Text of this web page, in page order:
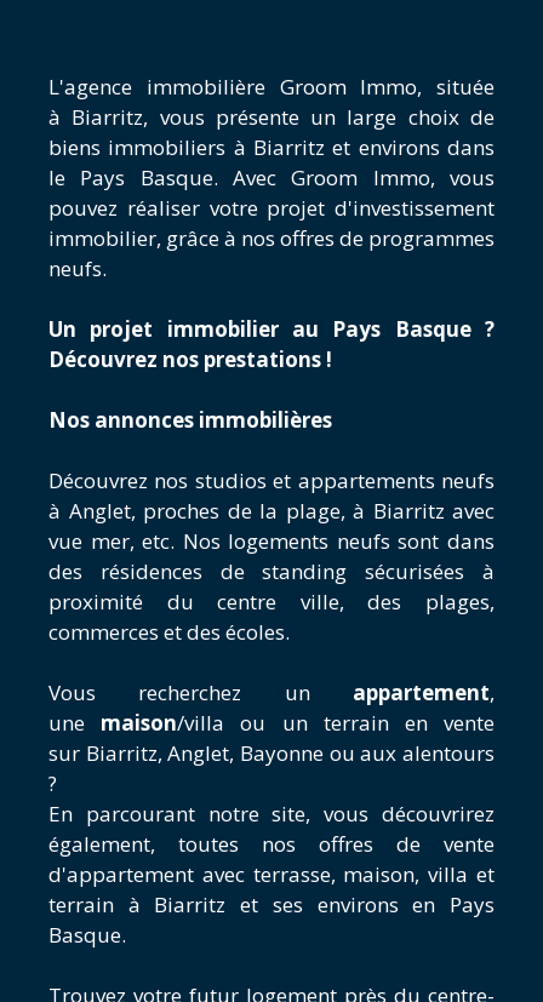
L'agence immobilière Groom Immo, située
à Biarritz, vous présente un large choix de
biens immobiliers à Biarritz et environs dans
le Pays Basque. Avec Groom Immo, vous
pouvez réaliser votre projet d'investissement
immobilier, grâce à nos offres de programmes
neufs.
Un projet immobilier au Pays Basque ?
Découvrez nos prestations !
Nos annonces immobilières
Découvrez nos studios et appartements neufs
à Anglet, proches de la plage, à Biarritz avec
vue mer, etc. Nos logements neufs sont dans
des résidences de standing sécurisées à
proximité du centre ville, des plages,
commerces et des écoles.
Vous recherchez un appartement,
une maison/villa ou un terrain en vente
sur Biarritz, Anglet, Bayonne ou aux alentours
?
En parcourant notre site, vous découvrirez
également, toutes nos offres de vente
d'appartement avec terrasse, maison, villa et
terrain à Biarritz et ses environs en Pays
Basque.
Trouvez votre futur logement près du centre-